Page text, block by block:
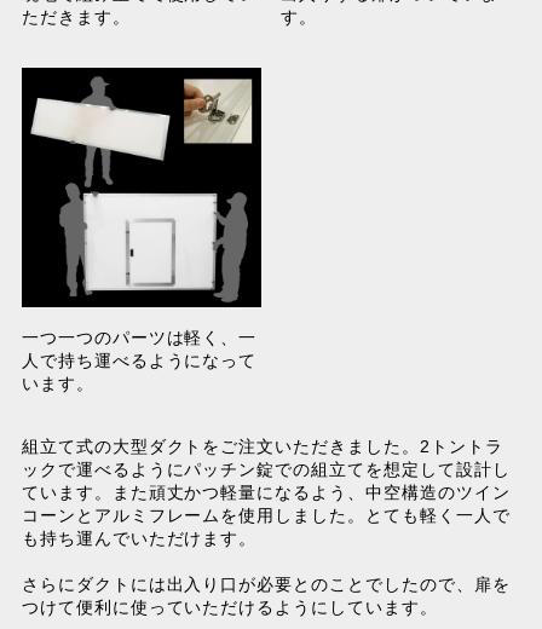
ただきます。
す。
一つ一つのパーツは軽く、一
人で持ち運べるようになって
います。
組立て式の大型ダクトをご注文いただきました。2トントラ
ックで運べるようにパッチン錠での組立てを想定して設計し
ています。また頑丈かつ軽量になるよう、中空構造のツイン
コーンとアルミフレームを使用しました。とても軽く一人で
も持ち運んでいただけます。
さらにダクトには出入り口が必要とのことでしたので、扉を
つけて便利に使っていただけるようにしています。